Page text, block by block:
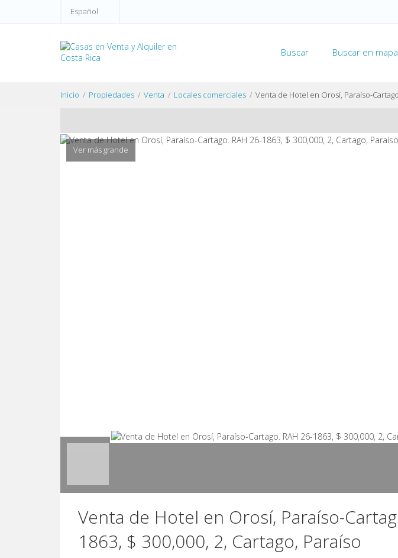
Español
Buscar Buscar en mapa
Inicio Propiedades Venta Locales comerciales Venta de Hotel en Orosí, Paraíso-
Ver más grande
Venta de Hotel en Orosí, Paraíso-
1863, $ 300,000, 2, Cartago, Paraíso